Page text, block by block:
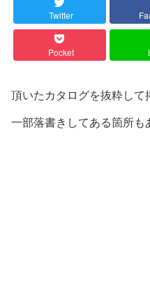
Twitter
Pocket
頂いたカタログを抜粋して
一部落書きしてある箇所も